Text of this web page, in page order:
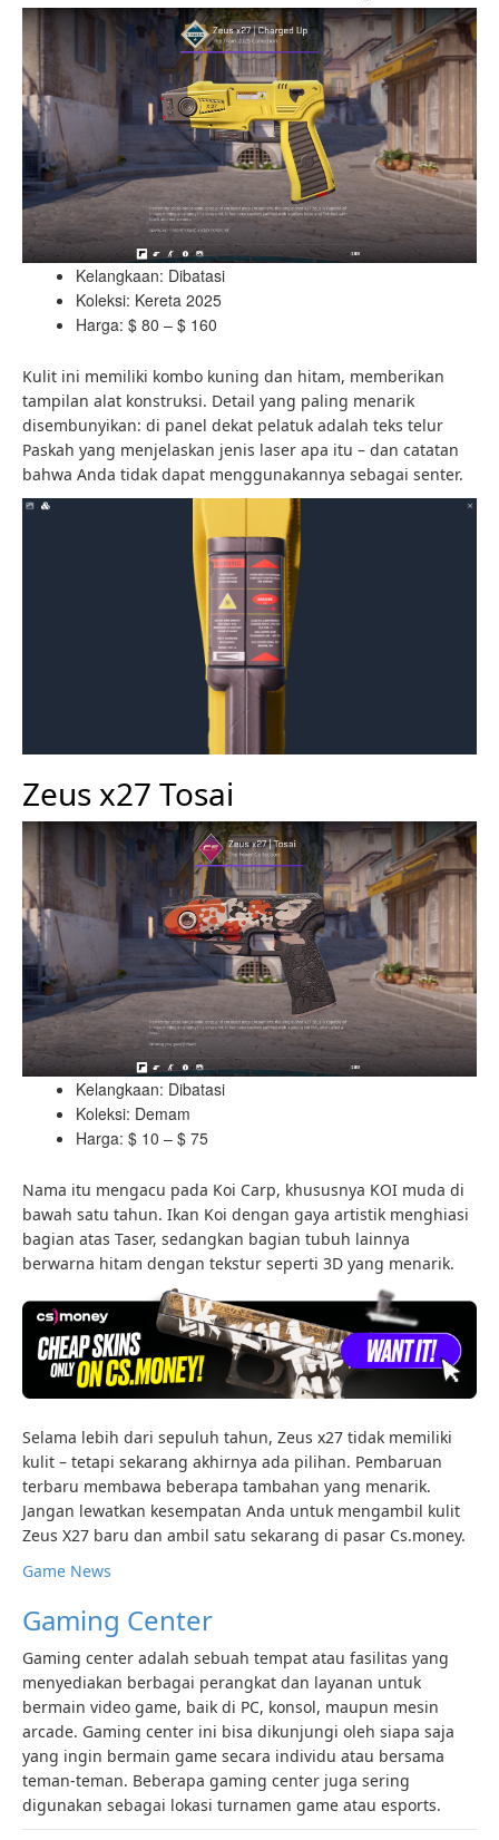
Kelangkaan: Dibatasi
Koleksi: Kereta 2025
Harga: $ 80 – $ 160
Kulit ini memiliki kombo kuning dan hitam, memberikan
tampilan alat konstruksi. Detail yang paling menarik
disembunyikan: di panel dekat pelatuk adalah teks telur
Paskah yang menjelaskan jenis laser apa itu – dan catatan
bahwa Anda tidak dapat menggunakannya sebagai senter.
Zeus x27 Tosai
Kelangkaan: Dibatasi
Koleksi: Demam
Harga: $ 10 – $ 75
Nama itu mengacu pada Koi Carp, khususnya KOI muda di
bawah satu tahun. Ikan Koi dengan gaya artistik menghiasi
bagian atas Taser, sedangkan bagian tubuh lainnya
berwarna hitam dengan tekstur seperti 3D yang menarik.
Selama lebih dari sepuluh tahun, Zeus x27 tidak memiliki
kulit – tetapi sekarang akhirnya ada pilihan. Pembaruan
terbaru membawa beberapa tambahan yang menarik.
Jangan lewatkan kesempatan Anda untuk mengambil kulit
Zeus X27 baru dan ambil satu sekarang di pasar Cs.money.
Game News
Gaming Center
Gaming center adalah sebuah tempat atau fasilitas yang
menyediakan berbagai perangkat dan layanan untuk
bermain video game, baik di PC, konsol, maupun mesin
arcade. Gaming center ini bisa dikunjungi oleh siapa saja
yang ingin bermain game secara individu atau bersama
teman-teman. Beberapa gaming center juga sering
digunakan sebagai lokasi turnamen game atau esports.